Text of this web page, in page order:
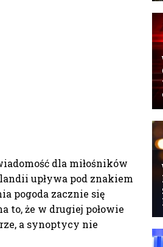
dla miłośników
upływa pod znakiem
pogoda zacznie się
to, że w drugiej połowie
a synoptycy nie